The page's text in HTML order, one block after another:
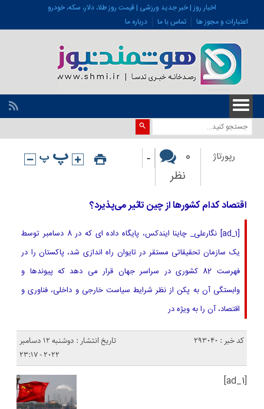
اخبار روز | خبر جدید ورزشی | قیمت روز طلا، دلار، سکه، خودرو
اعتبارات و مجوز ها
تماس با ما درباره ما
رپورتاژ
0
نظر
-
اقتصاد کدام کشورها از چین تاثیر می‌پذیرد؟
[ad_1] نگارعلی_ چاینا ایندکس، پایگاه داده ای که در 8 دسامبر توسط
یک سازمان تحقیقاتی مستقر در تایوان راه اندازی شد، پاکستان را در
فهرست 82 کشوری در سراسر جهان قرار می دهد که پیوندها و
وابستگی آن به پکن از نظر شرایط سیاست خارجی و داخلی، فناوری و
اقتصاد، آن را به ویژه در
کد خبر : 293040
تاریخ انتشار : دوشنبه 12 دسامبر
2022 - 23:17
[ad_1]